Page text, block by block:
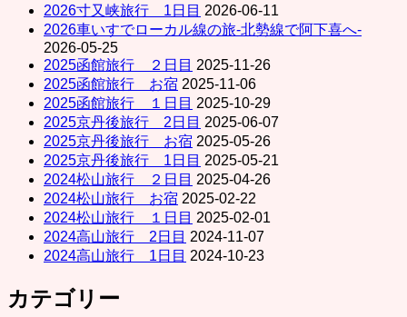
2026寸又峡旅行 1日目 2026-06-11
2026車いすでローカル線の旅-北勢線で阿下喜へ-
2026-05-25
2025函館旅行 ２日目 2025-11-26
2025函館旅行 お宿 2025-11-06
2025函館旅行 １日目 2025-10-29
2025京丹後旅行 2日目 2025-06-07
2025京丹後旅行 お宿 2025-05-26
2025京丹後旅行 1日目 2025-05-21
2024松山旅行 ２日目 2025-04-26
2024松山旅行 お宿 2025-02-22
2024松山旅行 １日目 2025-02-01
2024高山旅行 2日目 2024-11-07
2024高山旅行 1日目 2024-10-23
カテゴリー